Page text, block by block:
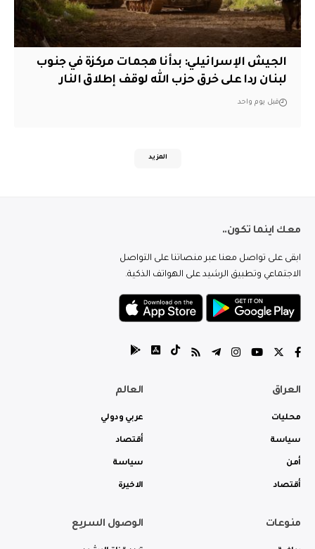
الجيش الإسرائيلي: بدأنا هجمات مركزة في جنوب
لبنان ردا على خرق حزب الله لوقف إطلاق النار
قبل يوم واحد
المزيد
معك اينما تكون..
ابقى على تواصل معنا عبر منصاتنا على التواصل
الاجتماعي وتطبيق الرشيد على الهواتف الذكية.
العراق
محليات
سياسة
أمن
أقتصاد
العالم
عربي ودولي
أقتصاد
سياسة
الاخيرة
منوعات الوصول السريع